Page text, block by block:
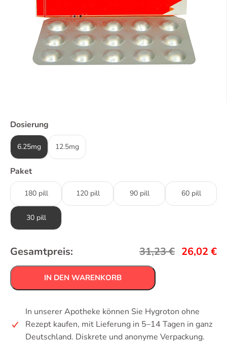
Dosierung
6.25mg 12.5mg
Paket
180 pill 120 pill 90 pill 60 pill
30 pill
Gesamtpreis: 31,23€ 26,02 €
IN DEN WARENKORB
In unserer Apotheke können Sie Hygroton ohne
Rezept kaufen, mit Lieferung in 5–14 Tagen in ganz
Deutschland. Diskrete und anonyme Verpackung.